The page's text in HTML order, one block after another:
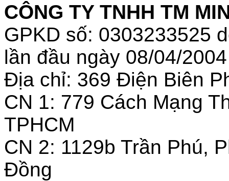
CÔNG TY TNHH TM
GPKD số: 0303233525
lần đầu ngày 08/04/2004
Địa chỉ: 369 Điện Biên
CN 1: 779 Cách Mạng
TPHCM
CN 2: 1129b Trần Phú,
Đồng